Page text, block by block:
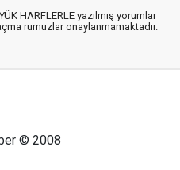
HARFLERLE yazılmış yorumlar
rumuzlar onaylanmamaktadır.
© 2008